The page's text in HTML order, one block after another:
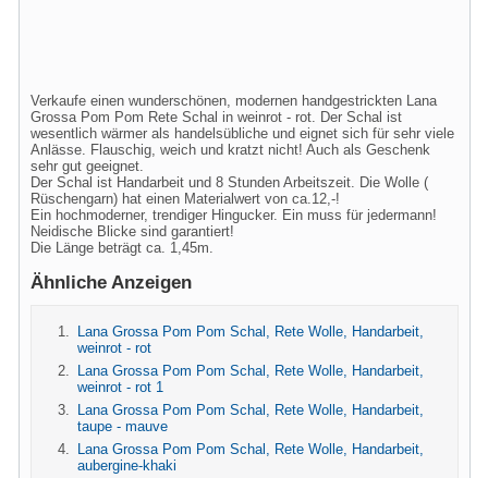
Verkaufe einen wunderschönen, modernen handgestrickten Lana
Grossa Pom Pom Rete Schal in weinrot - rot. Der Schal ist
wesentlich wärmer als handelsübliche und eignet sich für sehr viele
Anlässe. Flauschig, weich und kratzt nicht! Auch als Geschenk
sehr gut geeignet.
Der Schal ist Handarbeit und 8 Stunden Arbeitszeit. Die Wolle (
Rüschengarn) hat einen Materialwert von ca.12,-!
Ein hochmoderner, trendiger Hingucker. Ein muss für jedermann!
Neidische Blicke sind garantiert!
Die Länge beträgt ca. 1,45m.
Ähnliche Anzeigen
Lana Grossa Pom Pom Schal, Rete Wolle, Handarbeit,
weinrot - rot
Lana Grossa Pom Pom Schal, Rete Wolle, Handarbeit,
weinrot - rot 1
Lana Grossa Pom Pom Schal, Rete Wolle, Handarbeit,
taupe - mauve
Lana Grossa Pom Pom Schal, Rete Wolle, Handarbeit,
aubergine-khaki